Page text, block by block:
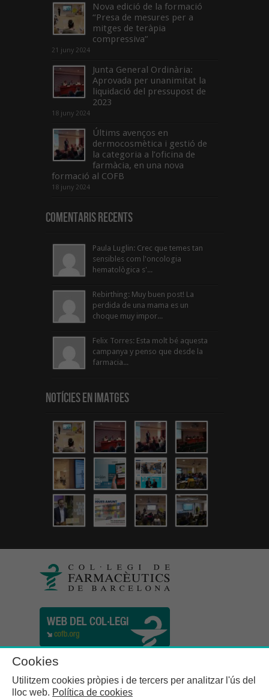
Nova edició de la formació
“Presa de mesures per a
mitges de teràpia
compressiva”
21 juny 2024
Junta General Ordinària:
Aprovada per unanimitat la
liquidació del pressupost de
2023
18 juny 2024
Últims avenços en
dermocosmètica i gestió de
la categoria a l’oficina de
farmàcia, en una nova
formació al COFB
18 juny 2024
Comentaris Recents
Paula Luglin: Crec que temes tan
sensibles com l'oncologia
hematològica s'...
Rebirthing: Muy buen post! La
perdida de una mama es un
choque muy impor...
Felix Torres: Esta molt bé aquesta
campanya y penso que desde la
farmacia...
Notícies en Imatges
Cookies
Utilitzem cookies pròpies i de tercers per analitzar l'ús del
lloc web. Política de cookies